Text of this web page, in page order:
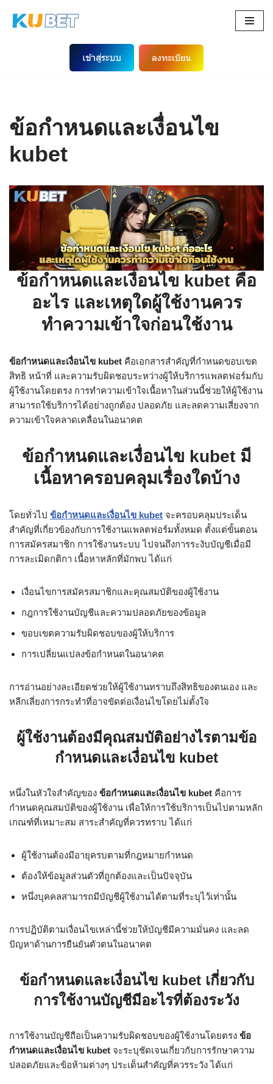
ข้อกำหนดและเงื่อนไข
kubet
ข้อกำหนดและเงื่อนไข kubet คือ
อะไร และเหตุใดผู้ใช้งานควร
ทำความเข้าใจก่อนใช้งาน
ข้อกำหนดและเงื่อนไข kubet คือเอกสารสำคัญที่กำหนดขอบเขต
สิทธิ หน้าที่ และความรับผิดชอบระหว่างผู้ให้บริการแพลตฟอร์มกับ
ผู้ใช้งานโดยตรง การทำความเข้าใจเนื้อหาในส่วนนี้ช่วยให้ผู้ใช้งาน
สามารถใช้บริการได้อย่างถูกต้อง ปลอดภัย และลดความเสี่ยงจาก
ความเข้าใจคลาดเคลื่อนในอนาคต
ข้อกำหนดและเงื่อนไข kubet มี
เนื้อหาครอบคลุมเรื่องใดบ้าง
โดยทั่วไป ข้อกำหนดและเงื่อนไข kubet จะครอบคลุมประเด็น
สำคัญที่เกี่ยวข้องกับการใช้งานแพลตฟอร์มทั้งหมด ตั้งแต่ขั้นตอน
การสมัครสมาชิก การใช้งานระบบ ไปจนถึงการระงับบัญชีเมื่อมี
การละเมิดกติกา เนื้อหาหลักที่มักพบ ได้แก่
เงื่อนไขการสมัครสมาชิกและคุณสมบัติของผู้ใช้งาน
กฎการใช้งานบัญชีและความปลอดภัยของข้อมูล
ขอบเขตความรับผิดชอบของผู้ให้บริการ
การเปลี่ยนแปลงข้อกำหนดในอนาคต
การอ่านอย่างละเอียดช่วยให้ผู้ใช้งานทราบถึงสิทธิของตนเอง และ
หลีกเลี่ยงการกระทำที่อาจขัดต่อเงื่อนไขโดยไม่ตั้งใจ
ผู้ใช้งานต้องมีคุณสมบัติอย่างไรตามข้อ
กำหนดและเงื่อนไข kubet
หนึ่งในหัวใจสำคัญของ ข้อกำหนดและเงื่อนไข kubet คือการ
กำหนดคุณสมบัติของผู้ใช้งาน เพื่อให้การใช้บริการเป็นไปตามหลัก
เกณฑ์ที่เหมาะสม สาระสำคัญที่ควรทราบ ได้แก่
ผู้ใช้งานต้องมีอายุครบตามที่กฎหมายกำหนด
ต้องให้ข้อมูลส่วนตัวที่ถูกต้องและเป็นปัจจุบัน
หนึ่งบุคคลสามารถมีบัญชีผู้ใช้งานได้ตามที่ระบุไว้เท่านั้น
การปฏิบัติตามเงื่อนไขเหล่านี้ช่วยให้บัญชีมีความมั่นคง และลด
ปัญหาด้านการยืนยันตัวตนในอนาคต
ข้อกำหนดและเงื่อนไข kubet เกี่ยวกับ
การใช้งานบัญชีมีอะไรที่ต้องระวัง
การใช้งานบัญชีถือเป็นความรับผิดชอบของผู้ใช้งานโดยตรง ข้อ
กำหนดและเงื่อนไข kubet จะระบุชัดเจนเกี่ยวกับการรักษาความ
ปลอดภัยและข้อห้ามต่างๆ ประเด็นสำคัญที่ควรระวัง ได้แก่